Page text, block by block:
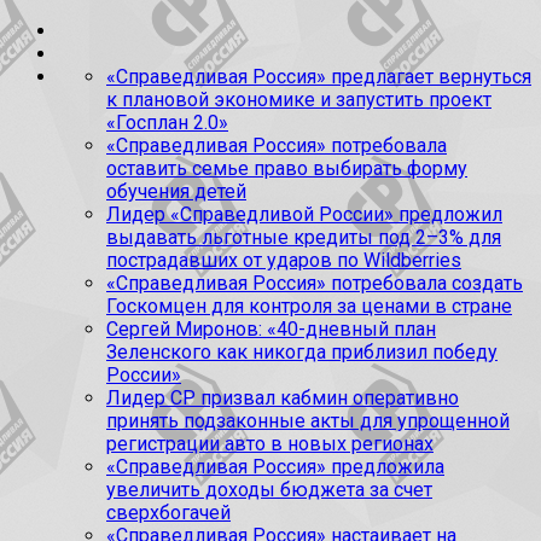
«Справедливая Россия» предлагает вернуться
к плановой экономике и запустить проект
«Госплан 2.0»
«Справедливая Россия» потребовала
оставить семье право выбирать форму
обучения детей
Лидер «Справедливой России» предложил
выдавать льготные кредиты под 2–3% для
пострадавших от ударов по Wildberries
«Справедливая Россия» потребовала создать
Госкомцен для контроля за ценами в стране
Сергей Миронов: «40-дневный план
Зеленского как никогда приблизил победу
России»
Лидер СР призвал кабмин оперативно
принять подзаконные акты для упрощенной
регистрации авто в новых регионах
«Справедливая Россия» предложила
увеличить доходы бюджета за счет
сверхбогачей
«Справедливая Россия» настаивает на